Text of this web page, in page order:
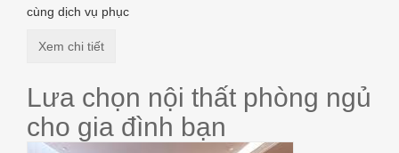
cùng dịch vụ phục
Xem chi tiết
Lưa chọn nội thất phòng ngủ
cho gia đình bạn